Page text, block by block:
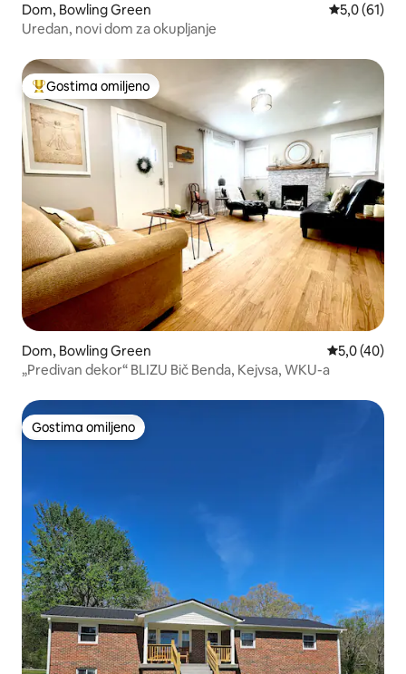
Dom, Bowling Green Prosečna
5,0 (61)
Uredan, novi dom za okupljanje
Najuspešniji među gostima omiljenim
Gostima omiljeno
Dom, Bowling Green Prosečna
5,0 (40)
„Predivan dekor“ BLIZU Bič Benda, Kejvsa, WKU-a
Gostima omiljeno
Gostima omiljeno